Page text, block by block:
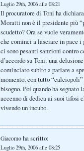
Luglio 29th, 2006 alle 08:21
Il procuratore di Toni ha
Moratti non è il presidente più
scudetto? Ora se vuole
che cominci a lasciare in pace
ci sono pesanti sanzioni contro
d’accordo su Toni: una
cominciato subito a parlare a
momento, con tutto
bisogno. Poi quando ha
accenno di dedica ai suoi tifosi
vivendo un incubo.
Giacomo ha scritto:
Luglio 29th, 2006 alle 08:25